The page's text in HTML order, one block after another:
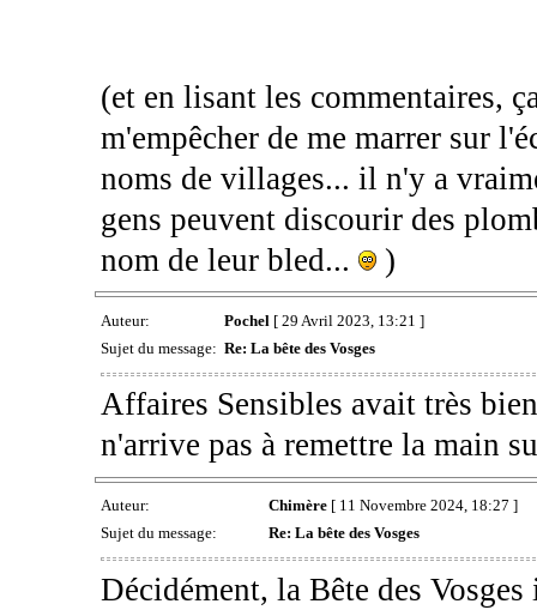
(et en lisant les commentaires,
m'empêcher de me marrer sur
noms de villages... il n'y a
gens peuvent discourir des
nom de leur bled...
)
Auteur: Pochel [ 29 Avril 2023, 13:21 ]
Sujet du message: Re: La bête des Vosges
Affaires Sensibles avait très
n'arrive pas à remettre la main
Auteur: Chimère[ 11 Novembre 2024, 18:27 ]
Sujet du message:
Re: La bête des Vosges
Décidément, la Bête des